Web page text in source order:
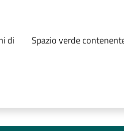
di
Spazio verde